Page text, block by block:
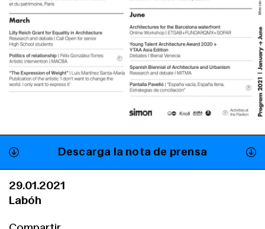
Descarga la nota de prensa
29.01.2021
Labóh